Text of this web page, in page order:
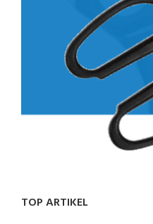
TOP ARTIKEL